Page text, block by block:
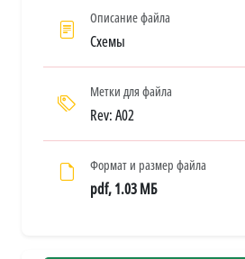
Описание файла
Схемы
Метки для файла
Rev: A02
Формат и размер файла
pdf, 1.03 МБ